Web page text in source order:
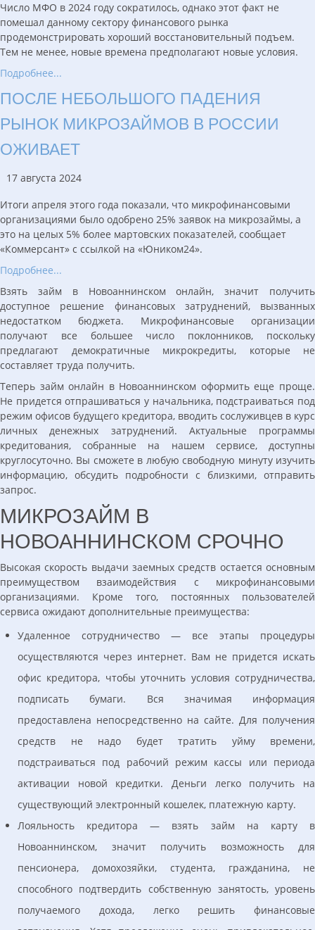
Число МФО в 2024 году сократилось, однако этот факт не
помешал данному сектору финансового рынка
продемонстрировать хороший восстановительный подъем.
Тем не менее, новые времена предполагают новые условия.
Подробнее...
ПОСЛЕ НЕБОЛЬШОГО ПАДЕНИЯ
РЫНОК МИКРОЗАЙМОВ В РОССИИ
ОЖИВАЕТ
17 августа 2024
Итоги апреля этого года показали, что микрофинансовыми
организациями было одобрено 25% заявок на микрозаймы, а
это на целых 5% более мартовских показателей, сообщает
«Коммерсант» с ссылкой на «Юником24».
Подробнее...
Взять займ в Новоаннинском онлайн, значит получить
доступное решение финансовых затруднений, вызванных
недостатком бюджета. Микрофинансовые организации
получают все большее число поклонников, поскольку
предлагают демократичные микрокредиты, которые не
составляет труда получить.
Теперь займ онлайн в Новоаннинском оформить еще проще.
Не придется отпрашиваться у начальника, подстраиваться под
режим офисов будущего кредитора, вводить сослуживцев в курс
личных денежных затруднений. Актуальные программы
кредитования, собранные на нашем сервисе, доступны
круглосуточно. Вы сможете в любую свободную минуту изучить
информацию, обсудить подробности с близкими, отправить
запрос.
МИКРОЗАЙМ В
НОВОАННИНСКОМ СРОЧНО
Высокая скорость выдачи заемных средств остается основным
преимуществом взаимодействия с микрофинансовыми
организациями. Кроме того, постоянных пользователей
сервиса ожидают дополнительные преимущества:
Удаленное сотрудничество — все этапы процедуры
осуществляются через интернет. Вам не придется искать
офис кредитора, чтобы уточнить условия сотрудничества,
подписать бумаги. Вся значимая информация
предоставлена непосредственно на сайте. Для получения
средств не надо будет тратить уйму времени,
подстраиваться под рабочий режим кассы или периода
активации новой кредитки. Деньги легко получить на
существующий электронный кошелек, платежную карту.
Лояльность кредитора — взять займ на карту в
Новоаннинском, значит получить возможность для
пенсионера, домохозяйки, студента, гражданина, не
способного подтвердить собственную занятость, уровень
получаемого дохода, легко решить финансовые